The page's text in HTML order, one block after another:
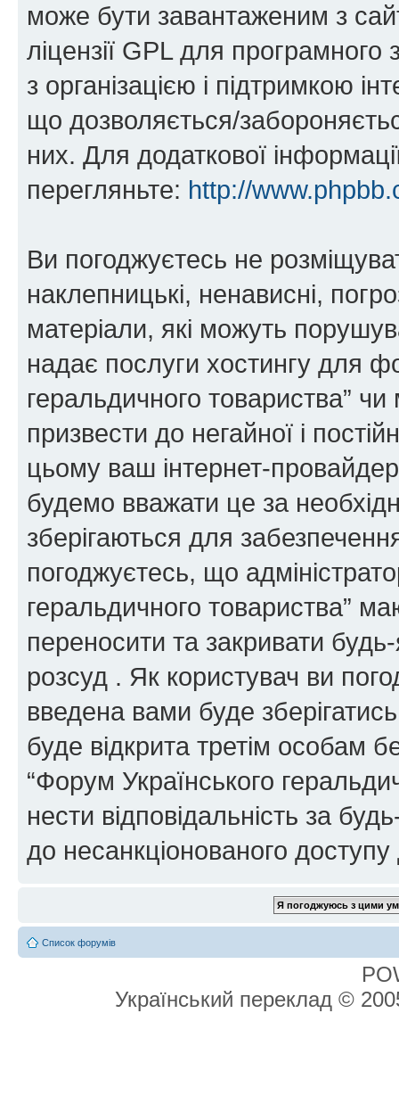
може бути завантаженим з
ліцензії GPL для
з організацією і підтримкою
що дозволяється/
них. Для додаткової
перегляньте: http://
Ви погоджуєтесь не
наклепницькі, ненависні,
матеріали, які можуть
надає послуги хостингу для
геральдичного товариства”
призвести до негайної і
цьому ваш інтернет-
будемо вважати це за
зберігаються для
погоджуєтесь, що
геральдичного товариства”
переносити та закривати
розсуд . Як користувач ви
введена вами буде
буде відкрита третім особам
“Форум Українського
нести відповідальність за
до несанкціонованого доступу
Список форумів
Український переклад ©